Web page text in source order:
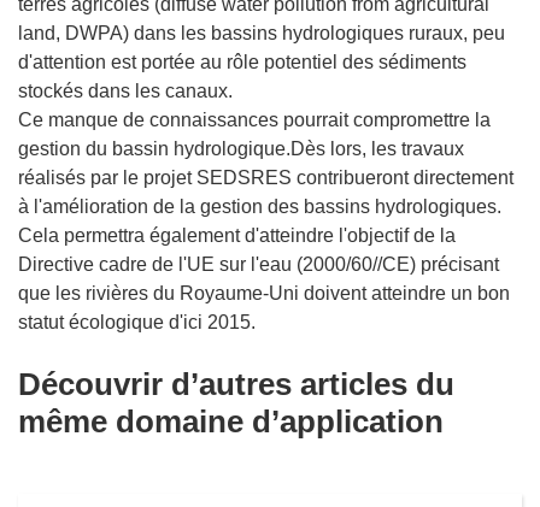
terres agricoles (diffuse water pollution from agricultural
land, DWPA) dans les bassins hydrologiques ruraux, peu
d'attention est portée au rôle potentiel des sédiments
stockés dans les canaux.
Ce manque de connaissances pourrait compromettre la
gestion du bassin hydrologique.Dès lors, les travaux
réalisés par le projet SEDSRES contribueront directement
à l'amélioration de la gestion des bassins hydrologiques.
Cela permettra également d'atteindre l'objectif de la
Directive cadre de l'UE sur l'eau (2000/60//CE) précisant
que les rivières du Royaume-Uni doivent atteindre un bon
statut écologique d'ici 2015.
Découvrir d’autres articles du
même domaine d’application